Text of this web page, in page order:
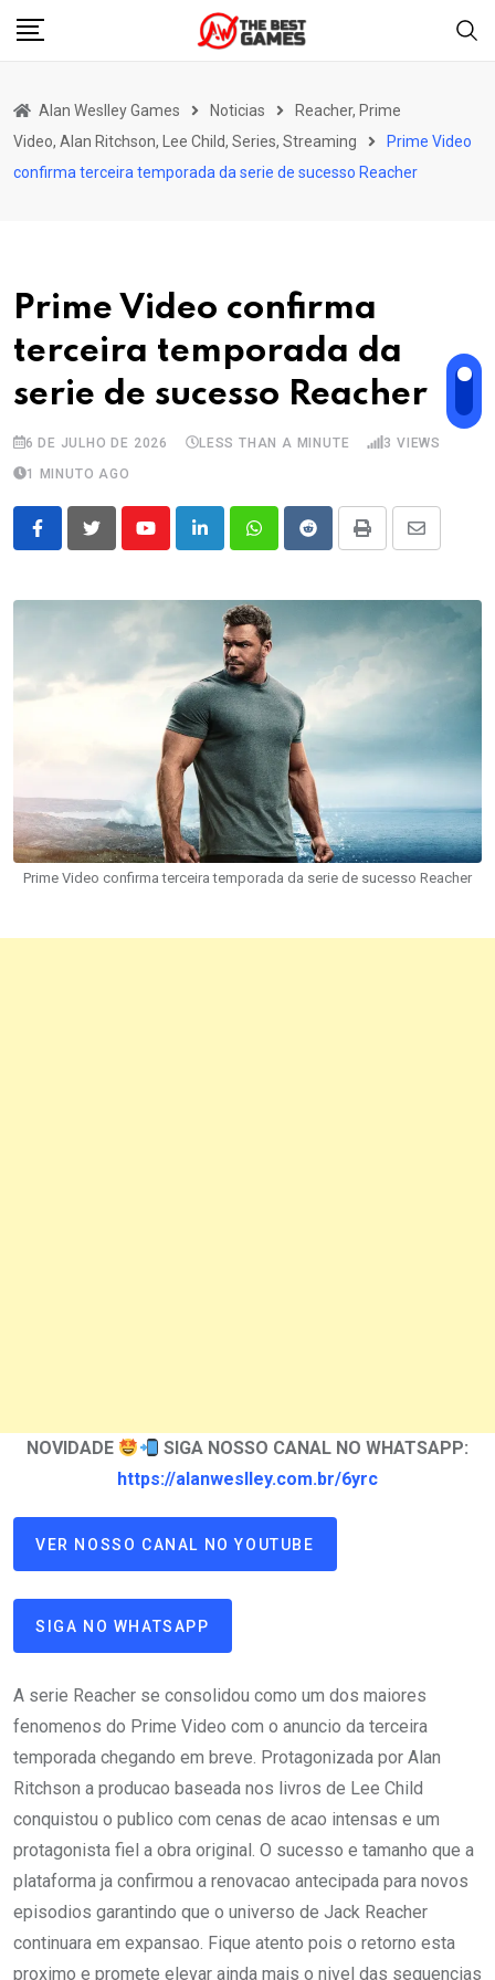
Skip
Alan Weslley Games Noticias
Reacher, Prime
Video, Alan Ritchson, Lee Child, Series, Streaming
Prime Video
confirma terceira temporada da serie de sucesso Reacher
Prime Video confirma
terceira temporada da
serie de sucesso Reacher
6 DE JULHO DE 2026 LESS THAN A MINUTE 3 VIEWS
1 MINUTO AGO
YoutubeLinkedInWhatsappRedditPrint
Share
Email
Prime Video confirma terceira temporada da serie de sucesso Reacher
NOVIDADE
SIGA NOSSO CANAL NO WHATSAPP:
https://alanweslley.com.br/6yrc
VER NOSSO CANAL NO YOUTUBE
SIGA NO WHATSAPP
A serie Reacher se consolidou como um dos maiores
fenomenos do Prime Video com o anuncio da terceira
temporada chegando em breve. Protagonizada por Alan
Ritchson a producao baseada nos livros de Lee Child
conquistou o publico com cenas de acao intensas e um
protagonista fiel a obra original. O sucesso e tamanho que a
plataforma ja confirmou a renovacao antecipada para novos
episodios garantindo que o universo de Jack Reacher
continuara em expansao. Fique atento pois o retorno esta
proximo e promete elevar ainda mais o nivel das sequencias